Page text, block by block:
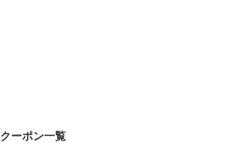
クーポン一覧